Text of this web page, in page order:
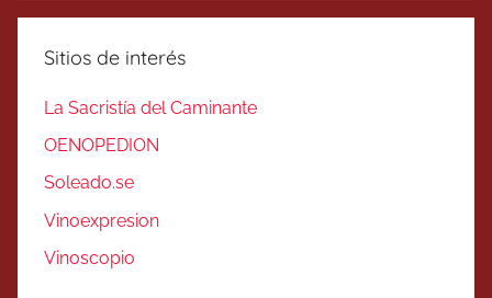
Sitios de interés
La Sacristía del Caminante
OENOPEDION
Soleado.se
Vinoexpresion
Vinoscopio